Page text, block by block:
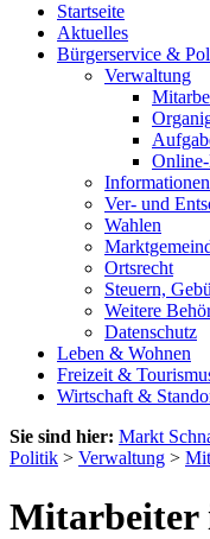
Startseite
Aktuelles
Bürgerservice &
Verwaltung
Ver- und
Wahlen
Ortsrecht
Steuern,
Weitere
Datenschutz
Leben & Wohnen
Freizeit &
Wirtschaft &
Sie sind hier: Markt
Politik > Verwaltung >
Mitarbeiter